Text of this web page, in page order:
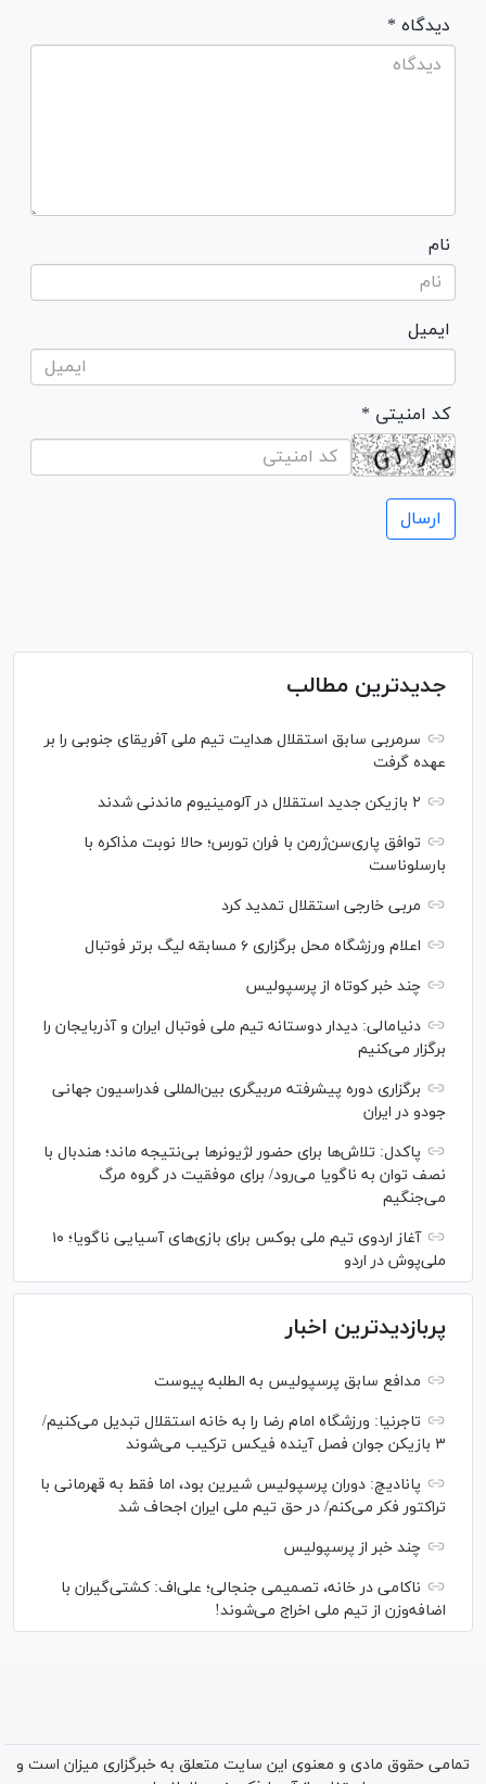
* دیدگاه
نام
ایمیل
* کد امنیتی
جدیدترین مطالب
سرمربی سابق استقلال هدایت تیم ملی آفریقای جنوبی را بر
عهده گرفت
۲ بازیکن جدید استقلال در آلومینیوم ماندنی شدند
توافق پاری‌سن‌ژرمن با فران تورس؛ حالا نوبت مذاکره با
بارسلوناست
مربی خارجی استقلال تمدید کرد
اعلام ورزشگاه محل برگزاری ۶ مسابقه لیگ برتر فوتبال
چند خبر کوتاه از پرسپولیس
دنیامالی: دیدار دوستانه تیم ملی فوتبال ایران و آذربایجان را
برگزار می‌کنیم
برگزاری دوره پیشرفته مربیگری بین‌المللی فدراسیون جهانی
جودو در ایران
پاکدل: تلاش‌ها برای حضور لژیونر‌ها بی‌نتیجه ماند؛ هندبال با
نصف توان به ناگویا می‌رود/ برای موفقیت در گروه مرگ
می‌جنگیم
آغاز اردوی تیم ملی بوکس برای بازی‌های آسیایی ناگویا؛ ۱۰
ملی‌پوش در اردو
پربازدیدترین اخبار
مدافع سابق پرسپولیس به الطلبه پیوست
تاجرنیا: ورزشگاه امام رضا را به خانه استقلال تبدیل می‌کنیم/
۳ بازیکن جوان فصل آینده فیکس ترکیب می‌شوند
پانادیچ: دوران پرسپولیس شیرین بود، اما فقط به قهرمانی با
تراکتور فکر می‌کنم/ در حق تیم ملی ایران اجحاف شد
چند خبر از پرسپولیس
ناکامی در خانه، تصمیمی جنجالی؛ علی‌اف: کشتی‌گیران با
اضافه‌وزن از تیم ملی اخراج می‌شوند!
تمامی حقوق مادی و معنوی این سایت متعلق به خبرگزاری میزان است و